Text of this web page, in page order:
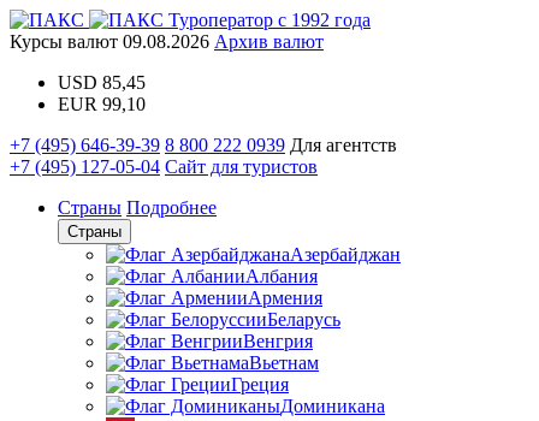
Туроператор с 1992 года
Курсы валют 09.08.2026 Архив валют
USD 85,45
EUR 99,10
+7 (495) 646-39-39 8 800 222 0939 Для агентств
+7 (495) 127-05-04 Сайт для туристов
Страны Подробнее
Страны
Азербайджан
Албания
Армения
Беларусь
Венгрия
Вьетнам
Греция
Доминикана